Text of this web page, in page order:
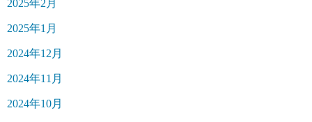
2025年2月
2025年1月
2024年12月
2024年11月
2024年10月